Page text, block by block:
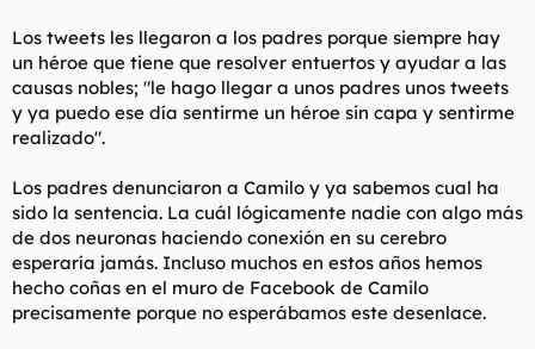
Los tweets les llegaron a los padres porque siempre hay
un héroe que tiene que resolver entuertos y ayudar a las
causas nobles; "le hago llegar a unos padres unos tweets
y ya puedo ese día sentirme un héroe sin capa y sentirme
realizado".
Los padres denunciaron a Camilo y ya sabemos cual ha
sido la sentencia. La cuál lógicamente nadie con algo más
de dos neuronas haciendo conexión en su cerebro
esperaría jamás. Incluso muchos en estos años hemos
hecho coñas en el muro de Facebook de Camilo
precisamente porque no esperábamos este desenlace.